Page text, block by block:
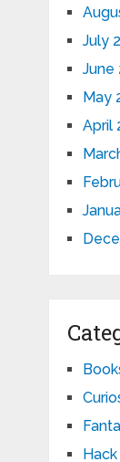
July
June
May
April